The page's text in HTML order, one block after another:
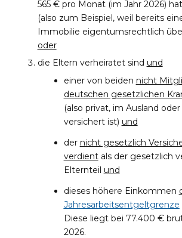
565 € pro Monat (im Jahr 2026) hat
(also zum Beispiel, weil bereits
Immobilie eigentumsrechtlich
oder
die Eltern verheiratet sind und
einer von beiden nicht
deutschen gesetzlichen
(also privat, im Ausland
versichert ist) und
der nicht gesetzlich
verdientals der gesetzlich
Elternteil und
dieses höhere Einkommen
Jahresarbeitsentgeltgrenze
Diese liegt bei 77.400 €
2026.